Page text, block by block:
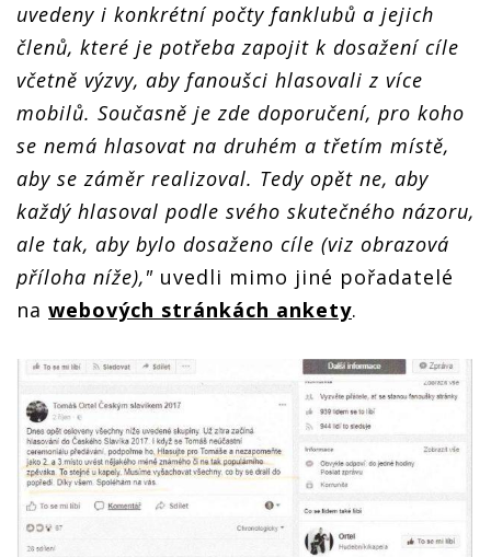
uvedeny i konkrétní počty fanklubů a jejich
členů, které je potřeba zapojit k dosažení cíle
včetně výzvy, aby fanoušci hlasovali z více
mobilů. Současně je zde doporučení, pro koho
se nemá hlasovat na druhém a třetím místě,
aby se záměr realizoval. Tedy opět ne, aby
každý hlasoval podle svého skutečného názoru,
ale tak, aby bylo dosaženo cíle (viz obrazová
příloha níže)," uvedli mimo jiné pořadatelé
na webových stránkách ankety.